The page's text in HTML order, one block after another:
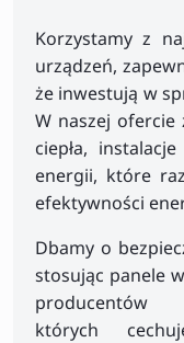
Korzystamy z
urządzeń,
że inwestują w
W naszej ofercie
ciepła,
energii, które
efektywności
Dbamy o
stosując panele
których